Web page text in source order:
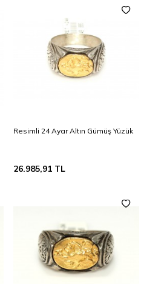
Resimli 24 Ayar Altın Gümüş Yüzük
26.985,91 TL